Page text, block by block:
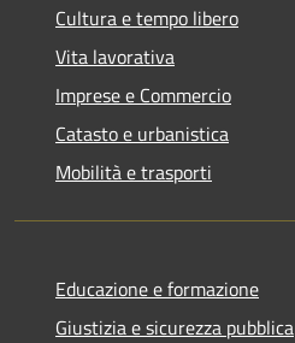
Cultura e tempo libero
Vita lavorativa
Imprese e Commercio
Catasto e urbanistica
Mobilità e trasporti
Educazione e formazione
Giustizia e sicurezza pubblica